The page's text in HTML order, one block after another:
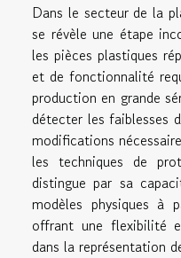
Dans le secteur de la
se révèle une étape
les pièces plastiques
et de fonctionnalité
production en grande
détecter les faiblesses
modifications
les techniques de
distingue par sa
modèles physiques à
offrant une flexibilité
dans la représentation